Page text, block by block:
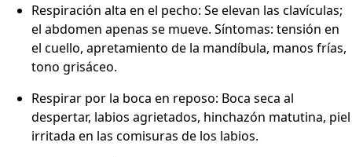
Respiración alta en el pecho: Se elevan las clavículas;
el abdomen apenas se mueve. Síntomas: tensión en
el cuello, apretamiento de la mandíbula, manos frías,
tono grisáceo.
Respirar por la boca en reposo: Boca seca al
despertar, labios agrietados, hinchazón matutina, piel
irritada en las comisuras de los labios.